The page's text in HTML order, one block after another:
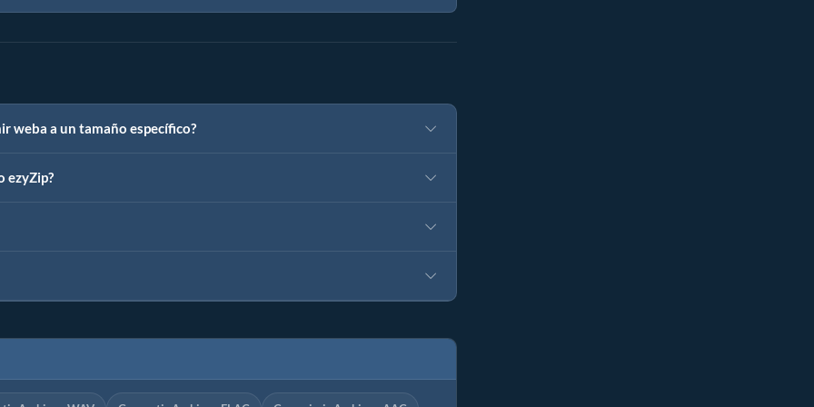
weba a un tamaño específico?
ezyZip?